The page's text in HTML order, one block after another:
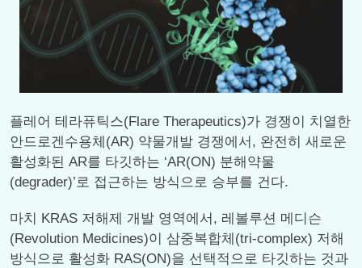
플레어 테라퓨틱스(Flare Therapeutics)가 경쟁이 치열한
안드로겐수용체(AR) 약물개발 경쟁에서, 완전히 새로운
활성화된 AR를 타깃하는 ‘AR(ON) 분해약물
(degrader)’로 접근하는 방식으로 승부를 건다.
마치 KRAS 저해제 개발 영역에서, 레볼루션 메디슨
(Revolution Medicines)이 삼중복합체(tri-complex) 저해
방식으로 활성화 RAS(ON)을 선택적으로 타깃하는 것과